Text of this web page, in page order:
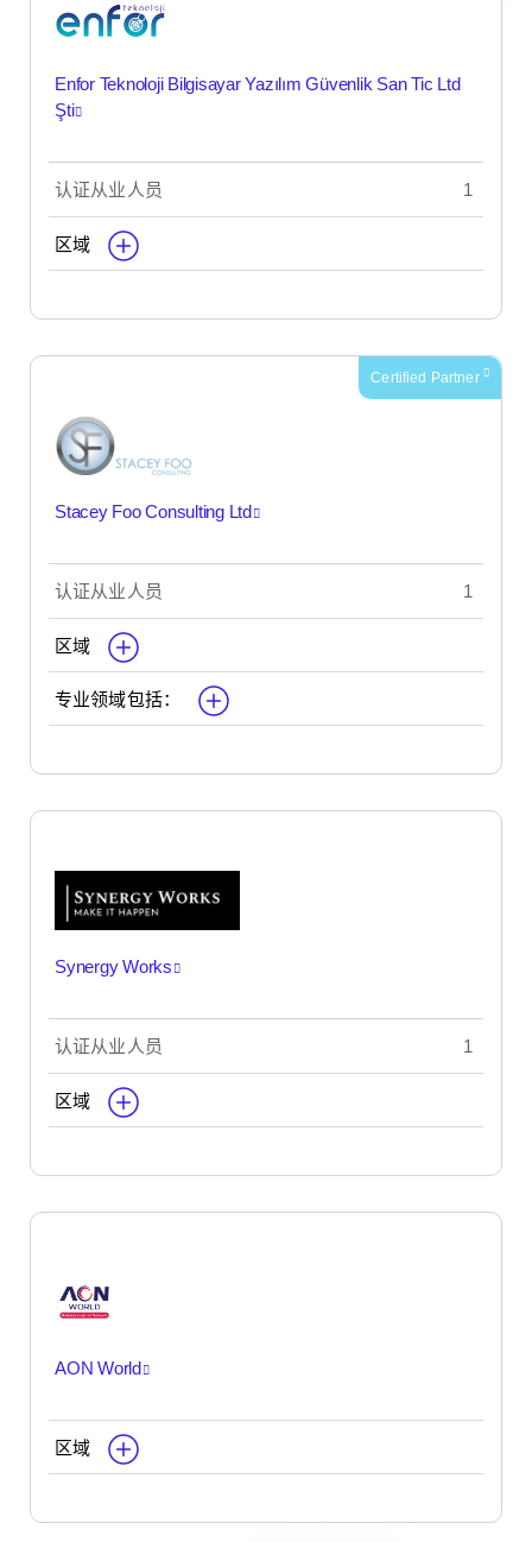
Enfor Teknoloji Bilgisayar Yazılım Güvenlik San Tic Ltd
Şti
认证从业人员 1
区域
Certified Partner
Stacey Foo Consulting Ltd
认证从业人员 1
区域
专业领域包括：
Synergy Works
认证从业人员 1
区域
AON World
区域